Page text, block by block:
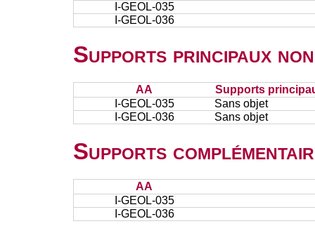
I-GEOL-035
I-GEOL-036
Supports principaux
AA
Supports
I-GEOL-035
Sans objet
I-GEOL-036
Sans objet
Supports
AA
I-GEOL-035
I-GEOL-036